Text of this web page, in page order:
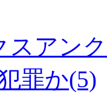
スアン
罪か(5)